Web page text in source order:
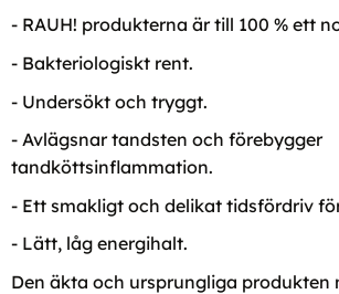
- RAUH! produkterna är till 100 % ett
- Bakteriologiskt rent.
- Undersökt och tryggt.
- Avlägsnar tandsten och förebygger
tandköttsinflammation.
- Ett smakligt och delikat tidsfördriv
- Lätt, låg energihalt.
Den äkta och ursprungliga produkten